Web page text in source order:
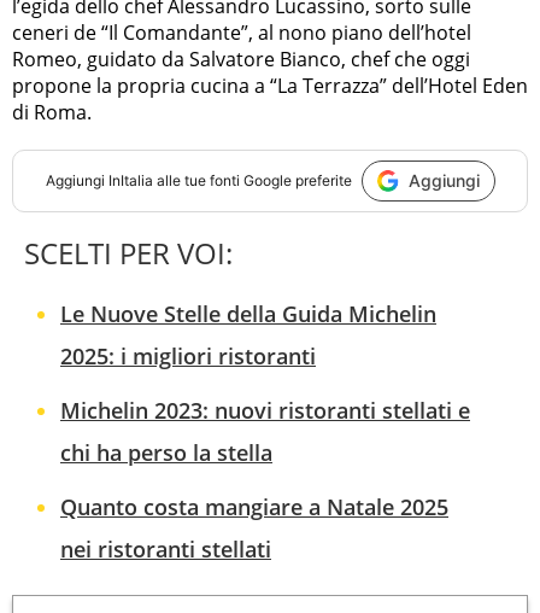
l’egida dello chef Alessandro Lucassino, sorto sulle
ceneri de “Il Comandante”, al nono piano dell’hotel
Romeo, guidato da Salvatore Bianco, chef che oggi
propone la propria cucina a “La Terrazza” dell’Hotel Eden
di Roma.
Aggiungi InItalia alle tue fonti Google preferite Aggiungi
SCELTI PER VOI:
Le Nuove Stelle della Guida Michelin
2025: i migliori ristoranti
Michelin 2023: nuovi ristoranti stellati e
chi ha perso la stella
Quanto costa mangiare a Natale 2025
nei ristoranti stellati